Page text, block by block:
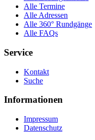
Alle Termine
Alle Adressen
Alle 360° Rundgänge
Alle FAQs
Service
Kontakt
Suche
Informationen
Impressum
Datenschutz